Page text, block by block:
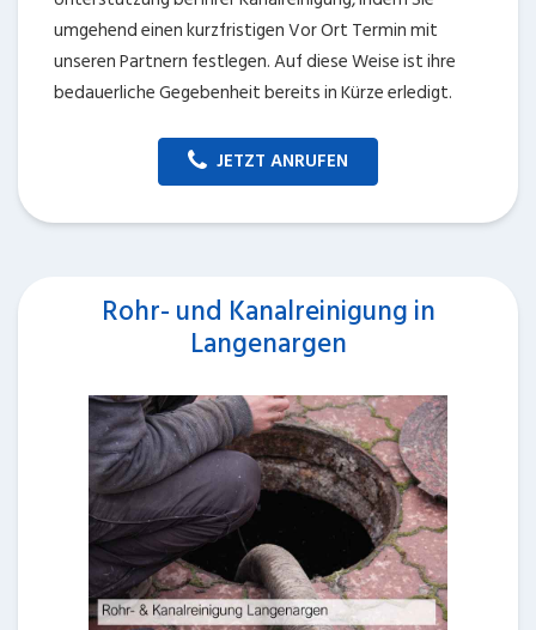
umgehend einen kurzfristigen Vor Ort Termin mit
unseren Partnern festlegen. Auf diese Weise ist ihre
bedauerliche Gegebenheit bereits in Kürze erledigt.
JETZT ANRUFEN
Rohr- und Kanalreinigung in
Langenargen